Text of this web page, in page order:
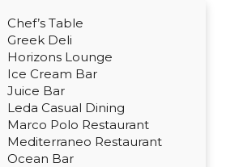
Chef’s Table
Greek Deli
Horizons Lounge
Ice Cream Bar
Juice Bar
Leda Casual Dining
Marco Polo Restaurant
Mediterraneo Restaurant
Ocean Bar